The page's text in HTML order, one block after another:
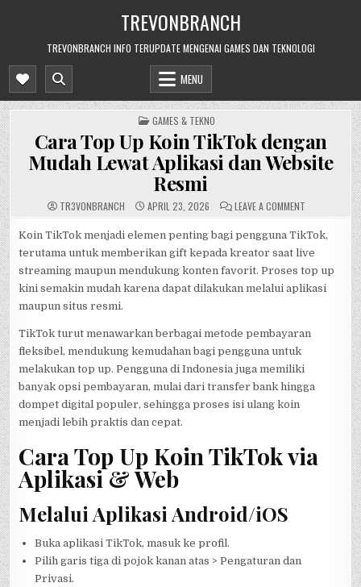
TREVONBRANCH
TREVONBRANCH INFO TERUPDATE MENGENAI GAMES DAN TEKNOLOGI
MENU
POSTED
IN
GAMES & TEKNO
Cara Top Up Koin TikTok dengan
Mudah Lewat Aplikasi dan Website
Resmi
TR3V0NBRANCH APRIL 23, 2026 LEAVE A COMMENT
UP
TIKTOK
MUDAH
LEWAT
APLIKASI
Koin TikTok menjadi elemen penting bagi pengguna TikTok,
terutama untuk memberikan gift kepada kreator saat live
streaming maupun mendukung konten favorit. Proses top up
kini semakin mudah karena dapat dilakukan melalui aplikasi
maupun situs resmi.
TikTok turut menawarkan berbagai metode pembayaran
fleksibel, mendukung kemudahan bagi pengguna untuk
melakukan top up. Pengguna di Indonesia juga memiliki
banyak opsi pembayaran, mulai dari transfer bank hingga
dompet digital populer, sehingga proses isi ulang koin
menjadi lebih praktis dan cepat.
Cara Top Up Koin TikTok via
Aplikasi & Web
Melalui Aplikasi Android/iOS
Buka aplikasi TikTok, masuk ke profil.
Pilih garis tiga di pojok kanan atas > Pengaturan dan
Privasi.